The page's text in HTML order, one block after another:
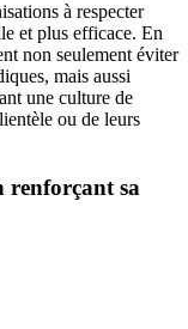
à respecter
et plus efficace. En
non seulement éviter
mais aussi
une culture de
ou de leurs
renforçant sa